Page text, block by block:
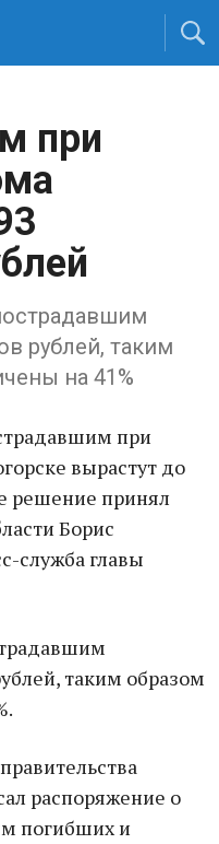
при
рублей, таким
на 41%
при
вырастут до
решение принял
Борис
служба главы
таким образом
распоряжение о
погибших и